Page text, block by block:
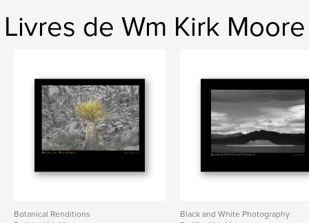
Livres de Wm Kirk Moore
Botanical Renditions
Black and White Photography